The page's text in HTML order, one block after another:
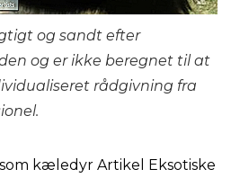
og sandt efter
og er ikke beregnet til at
rådgivning fra
kæledyr Artikel
Eksotiske